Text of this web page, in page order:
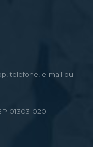
telefone, e-mail ou
01303-020